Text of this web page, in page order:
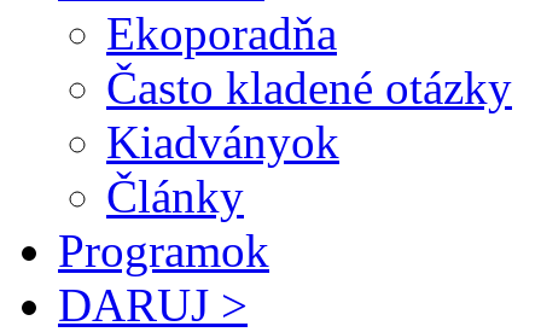
Ekoporadňa
Často kladené otázky
Kiadványok
Články
Programok
DARUJ >